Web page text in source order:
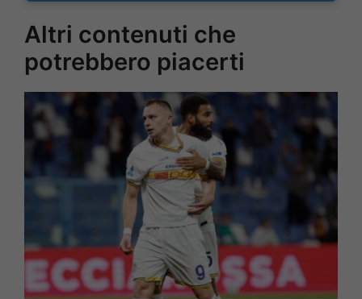
Altri contenuti che
potrebbero piacerti